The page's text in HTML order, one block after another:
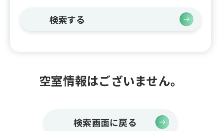
検索する
空室情報はございません。
検索画面に戻る